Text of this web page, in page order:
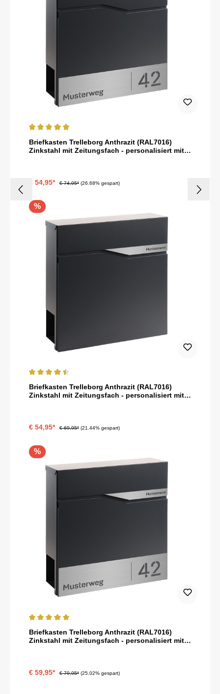
Durchschnittliche Bewertung von 5 von 5 Sternen
Briefkasten Trelleborg Anthrazit (RAL7016)
Zinkstahl mit Zeitungsfach - personalisiert mit
€ 54,95* € 74,95* (26.68% gespart)
%
Durchschnittliche Bewertung von 4.5 von 5 Sternen
Briefkasten Trelleborg Anthrazit (RAL7016)
Zinkstahl mit Zeitungsfach - personalisiert mit
€ 54,95* € 69,95* (21.44% gespart)
%
Durchschnittliche Bewertung von 5 von 5 Sternen
Briefkasten Trelleborg Anthrazit (RAL7016)
Zinkstahl mit Zeitungsfach - personalisiert mit
€ 59,95*
€ 79,95* (25.02% gespart)